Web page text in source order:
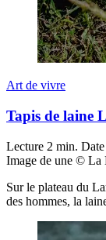
Art de vivre
Tapis de laine
Lecture 2 min. Date
Image de une © La
Sur le plateau du
des hommes, la